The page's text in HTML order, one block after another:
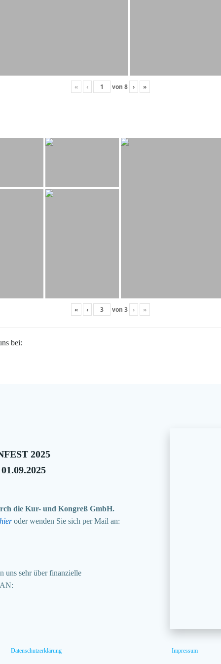
« ‹ von 8 › »
« ‹ von 3 › »
bei:
2025
die Kur- und Kongreß GmbH.
hieroder wenden Sie sich per Mail an:
uns sehr über finanzielle
Datenschutzerklärung Impressum